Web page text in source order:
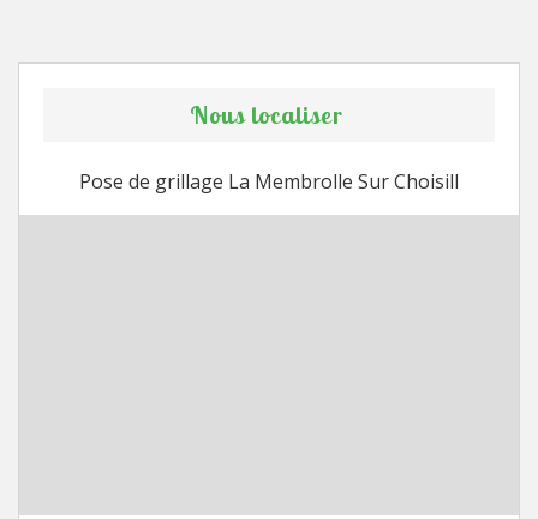
Nous localiser
Pose de grillage La Membrolle Sur Choisill